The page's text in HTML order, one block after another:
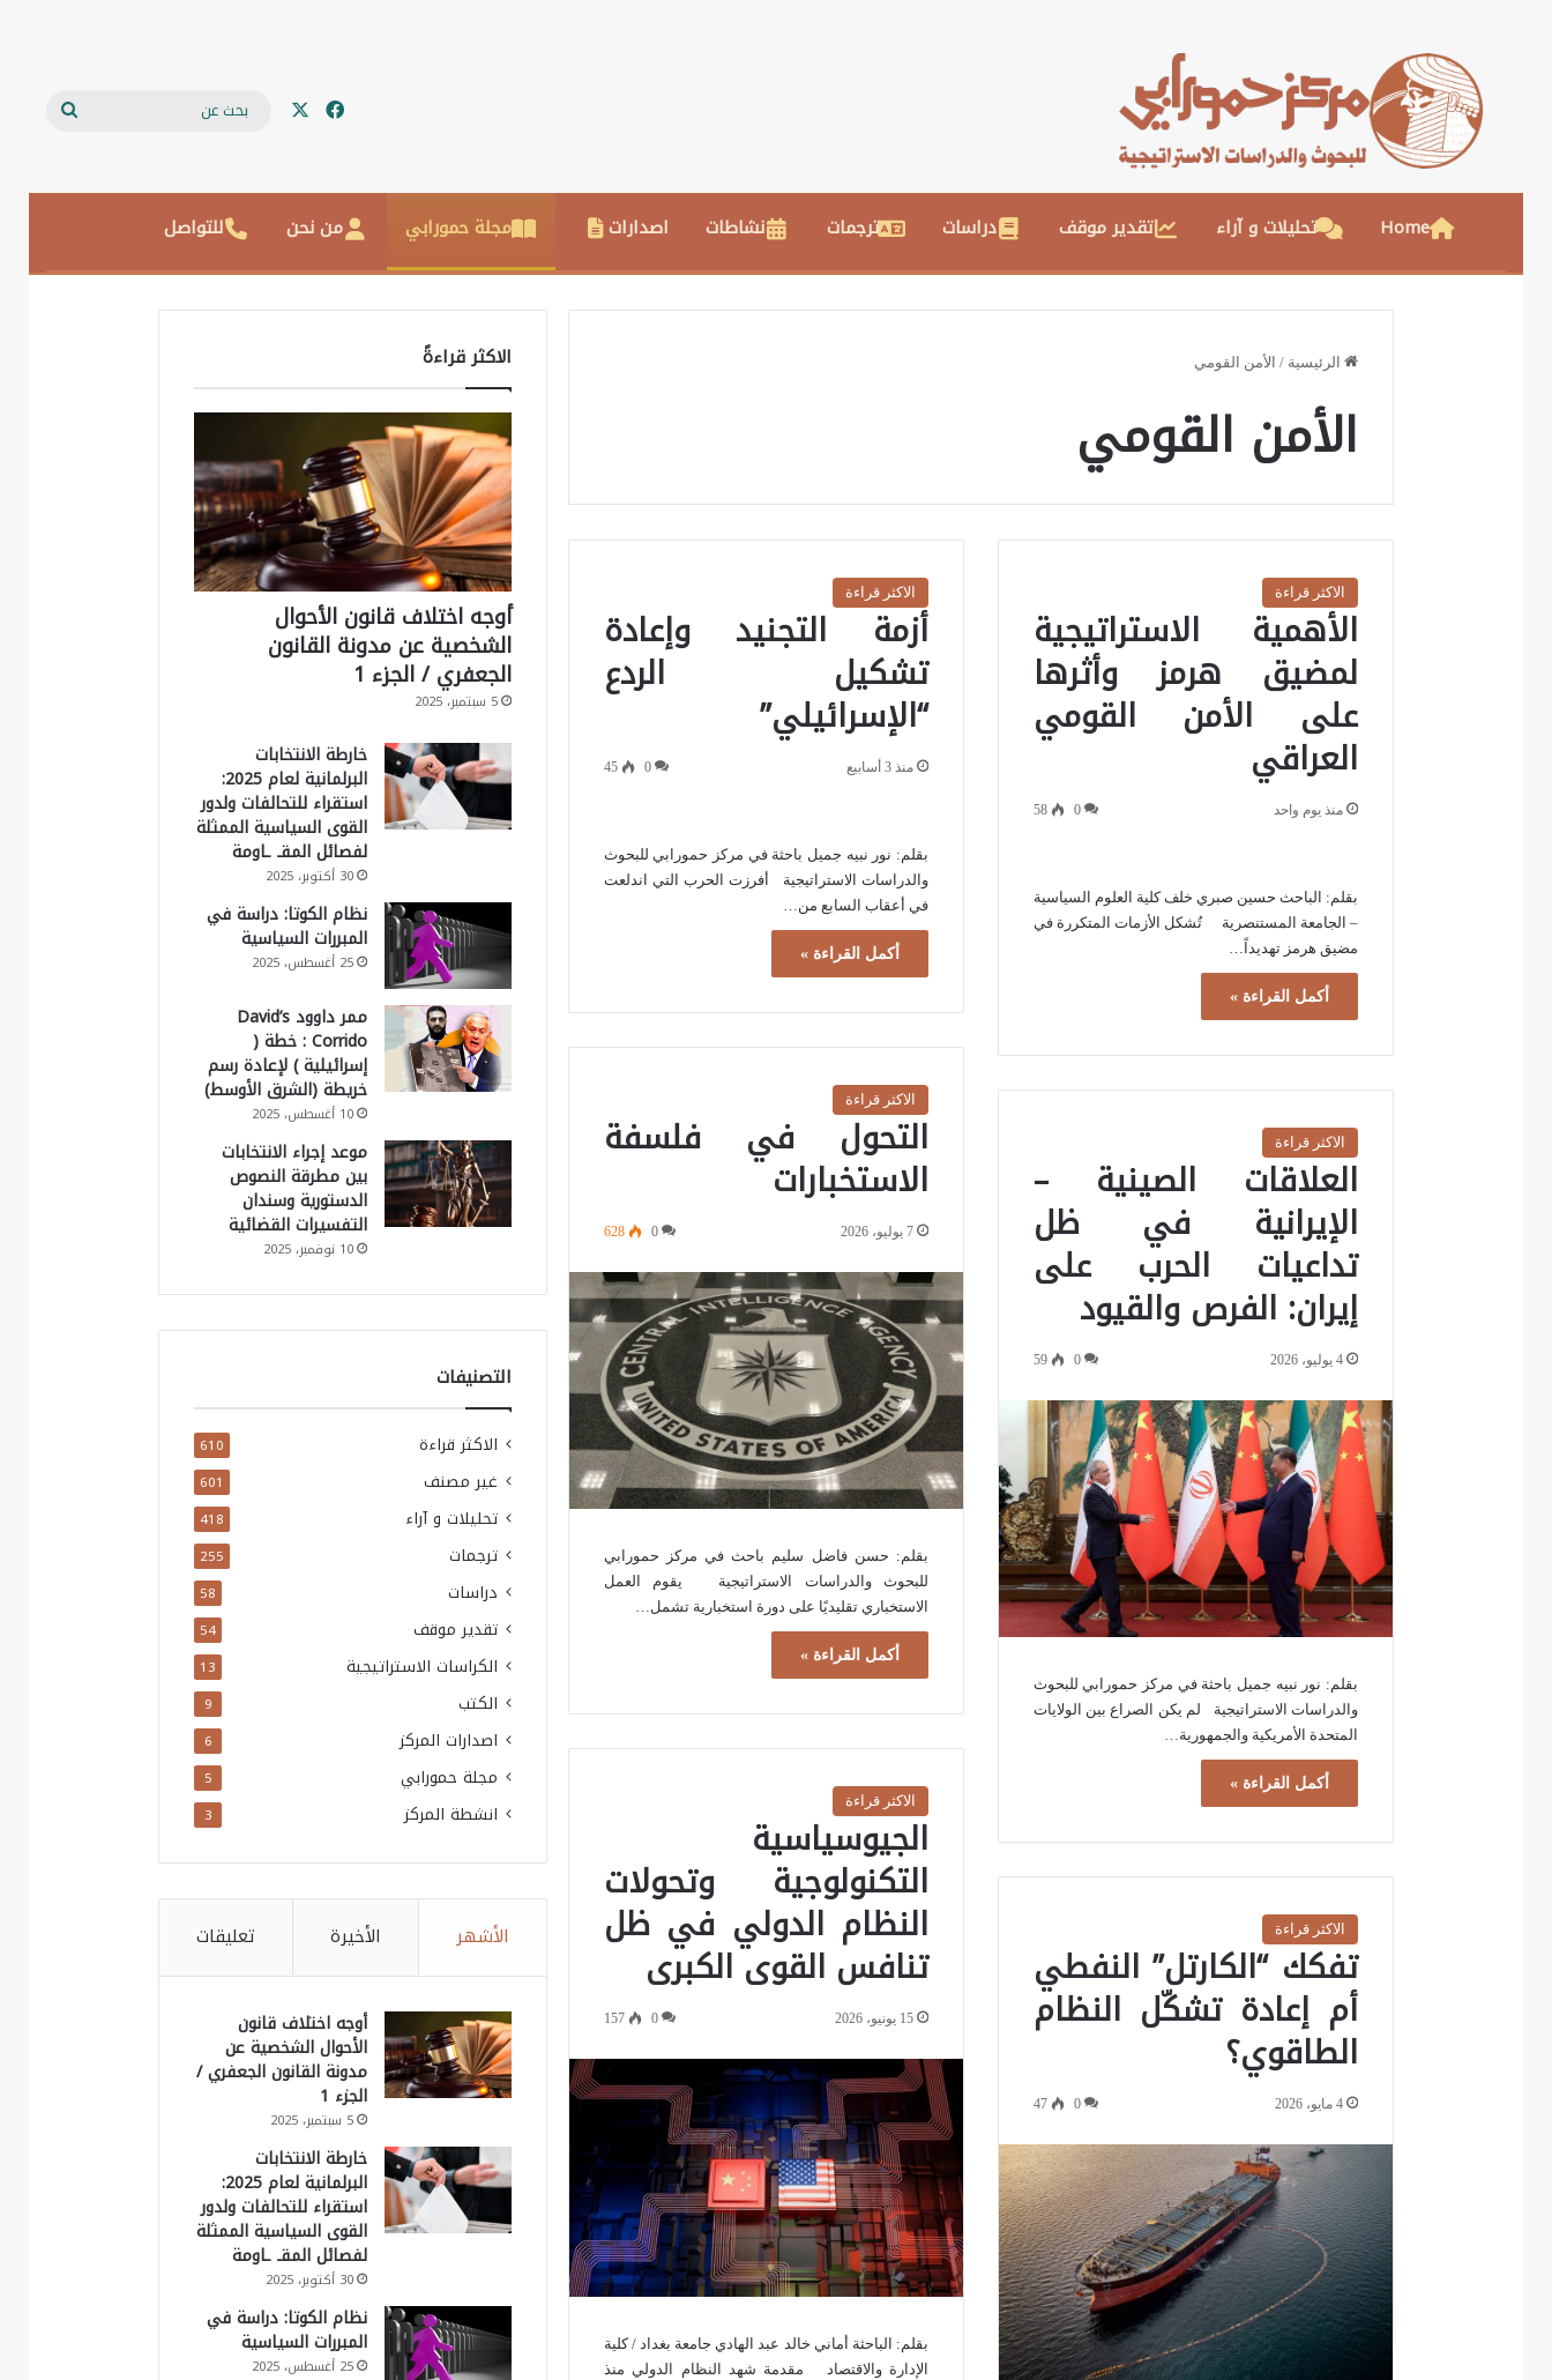
فيسبوك
Home تحليلات و آراء تقدير موقف دراسات ترجمات نشاطات اصدارات مجلة حمورابي من نحن للتواصل
الرئيسية / الأمن القومي
الأمن القومي
الاكثر قراءة
الأهمية الاستراتيجية
لمضيق هرمز وأثرها
على الأمن القومي
العراقي
منذ يوم واحد 0
58
بقلم: الباحث حسين صبري خلف كلية العلوم السياسية
– الجامعة المستنصرية تُشكل الأزمات المتكررة في
مضيق هرمز تهديداً…
أكمل القراءة »
الاكثر قراءة
أزمة التجنيد وإعادة
تشكيل الردع
“الإسرائيلي”
منذ 3 أسابيع 0
45
بقلم: نور نبيه جميل باحثة في مركز حمورابي للبحوث
والدراسات الاستراتيجية أفرزت الحرب التي اندلعت
في أعقاب السابع من…
أكمل القراءة »
الاكثر قراءة
التحول في فلسفة
الاستخبارات
7 يوليو، 2026 0
628
بقلم: حسن فاضل سليم باحث في مركز حمورابي
للبحوث والدراسات الاستراتيجية يقوم العمل
الاستخباري تقليديًا على دورة استخبارية تشمل…
أكمل القراءة »
الاكثر قراءة
العلاقات الصينية –
الإيرانية في ظل
تداعيات الحرب على
إيران: الفرص والقيود
4 يوليو، 2026 0
59
بقلم: نور نبيه جميل باحثة في مركز حمورابي للبحوث
والدراسات الاستراتيجية لم يكن الصراع بين الولايات
المتحدة الأمريكية والجمهورية…
أكمل القراءة »
الاكثر قراءة
الجيوسياسية
التكنولوجية وتحولات
النظام الدولي في ظل
تنافس القوى الكبرى
15 يونيو، 2026 0
157
بقلم: الباحثة أماني خالد عبد الهادي جامعة بغداد / كلية
الإدارة والاقتصاد مقدمة شهد النظام الدولي منذ
الاكثر قراءة
تفكك “الكارتل” النفطي
أم إعادة تشكّل النظام
الطاقوي؟
4 مايو، 2026 0
47
الاكثر قراءةً
أوجه اختلاف قانون الأحوال
الشخصية عن مدونة القانون
الجعفري / الجزء 1
5 سبتمبر، 2025
خارطة الانتخابات
البرلمانية لعام 2025:
استقراء للتحالفات ولدور
القوى السياسية الممثلة
لفصائل المقـ ـاومة
30 أكتوبر، 2025
نظام الكوتا: دراسة في
المبررات السياسية
25 أغسطس، 2025
ممر داوود David’s
Corrido : خطة (
إسرائيلية ) لإعادة رسم
خريطة (الشرق الأوسط)
10 أغسطس، 2025
موعد إجراء الانتخابات
بين مطرقة النصوص
الدستورية وسندان
التفسيرات القضائية
10 نوفمبر، 2025
التصنيفات
الاكثر قراءة 610
غير مصنف 601
تحليلات و آراء 418
ترجمات 255
دراسات 58
تقدير موقف 54
الكراسات الاستراتيجية 13
الكتب 9
اصدارات المركز 6
مجلة حمورابي 5
انشطة المركز 3
الأشهر الأخيرة تعليقات
أوجه اختلاف قانون
الأحوال الشخصية عن
مدونة القانون الجعفري /
الجزء 1
5 سبتمبر، 2025
خارطة الانتخابات
البرلمانية لعام 2025:
استقراء للتحالفات ولدور
القوى السياسية الممثلة
لفصائل المقـ ـاومة
30 أكتوبر، 2025
نظام الكوتا: دراسة في
المبررات السياسية
25 أغسطس، 2025